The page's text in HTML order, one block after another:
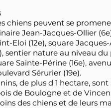
chiens peuvent se
Jean-Jacques-Ollier
Eloi (12e), square
sentier nature au niveau du
Sainte-Périne (16e),
Sérurier (19e).
de plus d'1 hectare,
de Boulogne et de
des chiens et de leurs